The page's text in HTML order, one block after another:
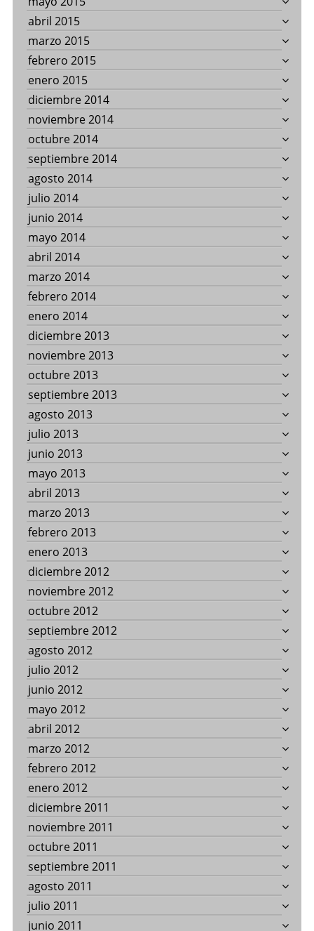
abril 2015
marzo 2015
febrero 2015
enero 2015
diciembre 2014
noviembre 2014
octubre 2014
septiembre 2014
agosto 2014
julio 2014
junio 2014
mayo 2014
abril 2014
marzo 2014
febrero 2014
enero 2014
diciembre 2013
noviembre 2013
octubre 2013
septiembre 2013
agosto 2013
julio 2013
junio 2013
mayo 2013
abril 2013
marzo 2013
febrero 2013
enero 2013
diciembre 2012
noviembre 2012
octubre 2012
septiembre 2012
agosto 2012
julio 2012
junio 2012
mayo 2012
abril 2012
marzo 2012
febrero 2012
enero 2012
diciembre 2011
noviembre 2011
octubre 2011
septiembre 2011
agosto 2011
julio 2011
junio 2011